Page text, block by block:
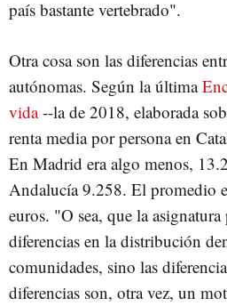
país bastante vertebrado".
Otra cosa son las diferencias
autónomas. Según la última
vida--la de 2018, elaborada
renta media por persona en
En Madrid era algo menos,
Andalucía 9.258. El promedio
euros. "O sea, que la
diferencias en la distribución
comunidades, sino las
diferencias son, otra vez, un